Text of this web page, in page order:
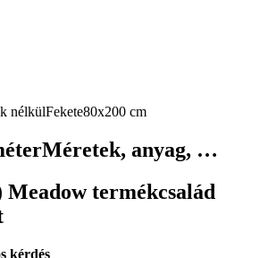
nélkülFekete80x200 cm
Méretek, anyag, …
Meadow termékcsalád
kérdés